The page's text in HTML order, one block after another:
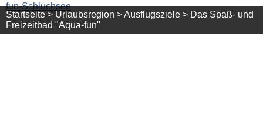
fun-Schluchsee
Startseite > Urlaubsregion >Ausflugsziele > Das Spaß- und
Freizeitbad "Aqua-fun"